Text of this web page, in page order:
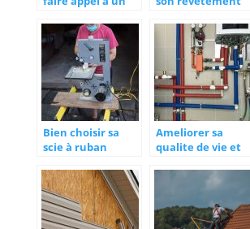
Bien choisir sa
scie à ruban
Ameliorer sa
qualite de vie et
systeme de
chauffage
optimise